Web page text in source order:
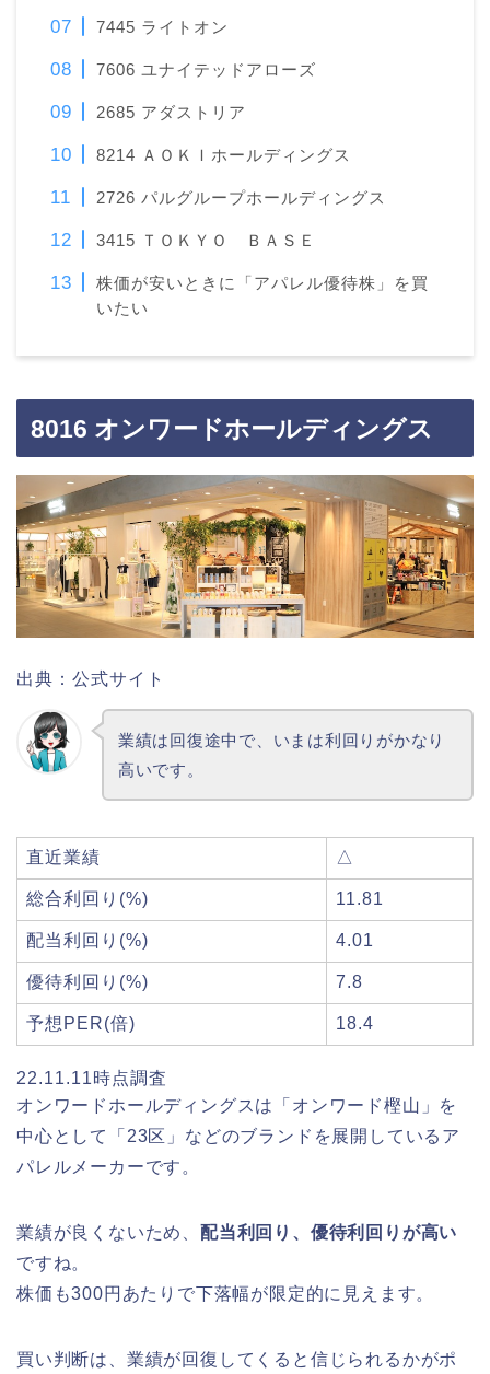
7445 ライトオン
7606 ユナイテッドアローズ
2685 アダストリア
8214 ＡＯＫＩホールディングス
2726 パルグループホールディングス
3415 ＴＯＫＹＯ ＢＡＳＥ
株価が安いときに「アパレル優待株」を買
いたい
8016 オンワードホールディングス
出典：公式サイト
業績は回復途中で、いまは利回りがかなり
高いです。
直近業績 △
総合利回り(%) 11.81
配当利回り(%) 4.01
優待利回り(%) 7.8
予想PER(倍) 18.4
22.11.11時点調査
オンワードホールディングスは「オンワード樫山」を
中心として「23区」などのブランドを展開しているア
パレルメーカーです。
業績が良くないため、 配当利回り、優待利回りが高い
ですね。
株価も300円あたりで下落幅が限定的に見えます。
買い判断は、業績が回復してくると信じられるかがポ